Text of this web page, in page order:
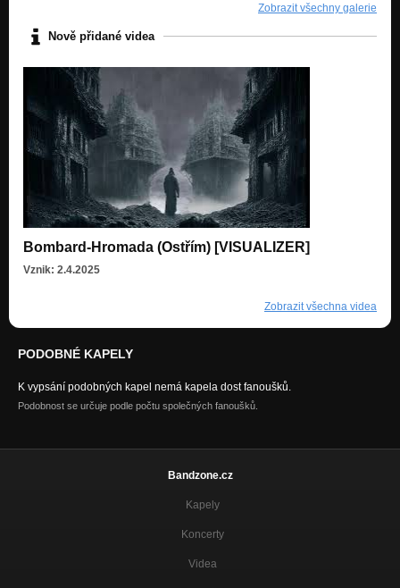
Zobrazit všechny galerie
Nově přidané videa
Bombard-Hromada (Ostřím) [VISUALIZER]
Vznik: 2.4.2025
Zobrazit všechna videa
PODOBNÉ KAPELY
K vypsání podobných kapel nemá kapela dost fanoušků.
Podobnost se určuje podle počtu společných fanoušků.
Bandzone.cz
Kapely
Koncerty
Videa